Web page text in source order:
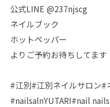
公式LINE @237njscg
ネイルブック
ホットペッパー
よりご予約お待ちしてます
#江別#江別ネイルサロン#
#nailsalnYUTARI#nail